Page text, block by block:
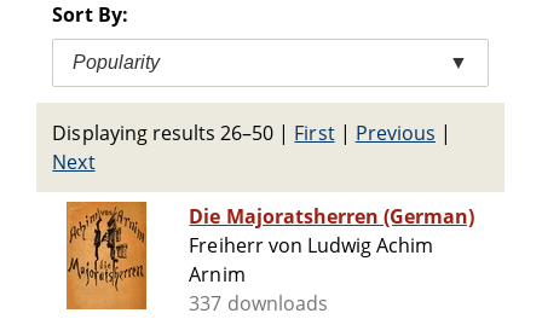
Sort By:
Popularity ▼
Displaying results 26–50 | First| Previous |
Next
Die Majoratsherren (German)
Freiherr von Ludwig Achim
Arnim
337 downloads